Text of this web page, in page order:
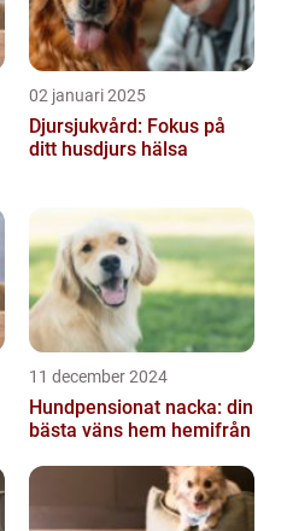
02 januari 2025
Djursjukvård: Fokus på
ditt husdjurs hälsa
11 december 2024
Hundpensionat nacka: din
bästa väns hem hemifrån